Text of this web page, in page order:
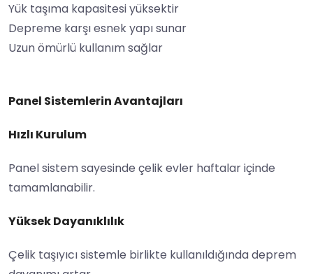
Yük taşıma kapasitesi yüksektir
Depreme karşı esnek yapı sunar
Uzun ömürlü kullanım sağlar
Panel Sistemlerin Avantajları
Hızlı Kurulum
Panel sistem sayesinde çelik evler haftalar içinde
tamamlanabilir.
Yüksek Dayanıklılık
Çelik taşıyıcı sistemle birlikte kullanıldığında deprem